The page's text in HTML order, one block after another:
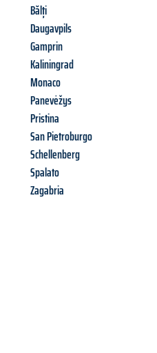
Bălți
Daugavpils
Gamprin
Kaliningrad
Monaco
Panevėžys
Pristina
San Pietroburgo
Schellenberg
Spalato
Zagabria